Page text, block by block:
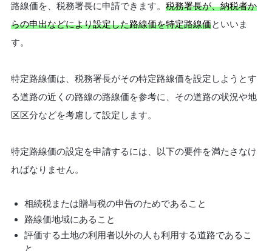
路線価を、税務署長に申請できます。 税務署長が、納税者か
らの申出などにより設定した路線価を特定路線価といいま
す。
特定路線価は、税務署長がその特定路線価を設定しようとす
る道路の近くの路線の路線価を参考に、その道路の状況や地
区区分などを考慮して設定します。
特定路線価の設定を申請するには、以下の要件を満たさなけ
ればなりません。
相続税または贈与税の申告のためであること
路線価地域にあること
評価する土地の利用者以外の人も利用する道路であるこ
と